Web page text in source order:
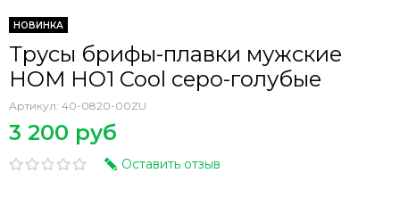
НОВИНКА
Трусы брифы-плавки мужские
HOM HO1 Cool серо-голубые
Артикул: 40-0820-00ZU
3 200 руб
Оставить отзыв